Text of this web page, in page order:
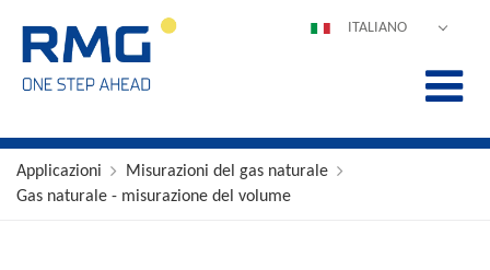
ITALIANO
Applicazioni
Misurazioni del gas naturale
Gas naturale - misurazione del volume